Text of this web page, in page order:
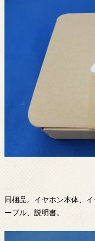
同梱品。イヤホン本体、
ーブル、説明書。